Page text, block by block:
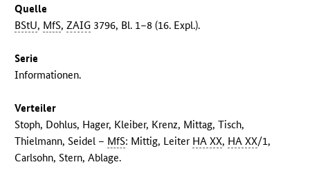
Quelle
BStU, MfS,ZAIG 3796, Bl. 1–8 (16. Expl.).
Serie
Informationen.
Verteiler
Stoph, Dohlus, Hager, Kleiber, Krenz, Mittag, Tisch,
Thielmann, Seidel – MfS: Mittig, Leiter HA XX, HA XX/1,
Carlsohn, Stern, Ablage.